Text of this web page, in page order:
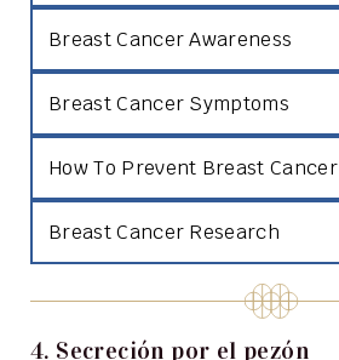
Breast Cancer Awareness
Breast Cancer Symptoms
How To Prevent Breast Cancer
Breast Cancer Research
4. Secreción por el pezón